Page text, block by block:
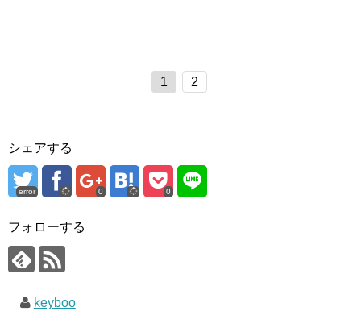
1 2
シェアする
error 0 0
フォローする
keyboo